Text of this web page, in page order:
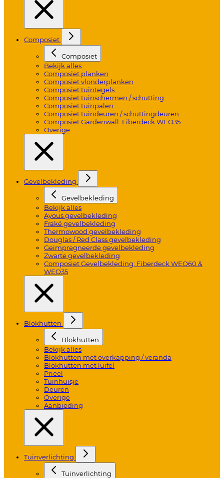
Composiet
Composiet
Bekijk alles
Composiet planken
Composiet vlonderplanken
Composiet tuintegels
Composiet tuinschermen / schutting
Composiet tuinpalen
Composiet tuindeuren / schuttingdeuren
Composiet Gardenwall: Fiberdeck WEO35
Overige
Gevelbekleding
Gevelbekleding
Bekijk alles
Ayous gevelbekleding
Fraké gevelbekleding
Thermowood gevelbekleding
Douglas / Red Class gevelbekleding
Geïmpregneerde gevelbekleding
Zwarte gevelbekleding
Composiet Gevelbekleding: Fiberdeck WEO60 &
WEO35
Blokhutten
Blokhutten
Bekijk alles
Blokhutten met overkapping / veranda
Blokhutten met luifel
Prieel
Tuinhuisje
Deuren
Overige
Aanbieding
Tuinverlichting
Tuinverlichting